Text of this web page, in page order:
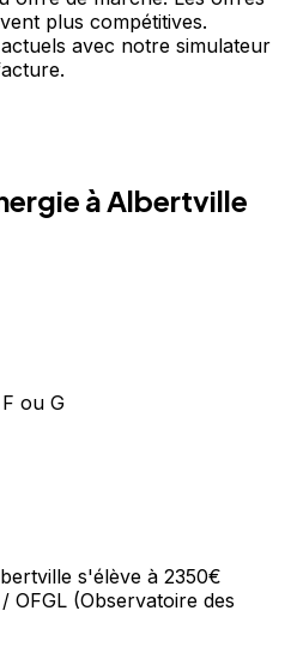
plus compétitives.
avec notre simulateur
à Albertville
ou G
s'élève à 2350€
OFGL (Observatoire des